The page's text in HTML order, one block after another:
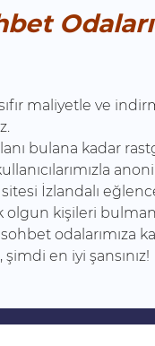
maliyetle ve
bulana kadar
İzlandalı
olgun kişileri
odalarımıza
en iyi şansınız!